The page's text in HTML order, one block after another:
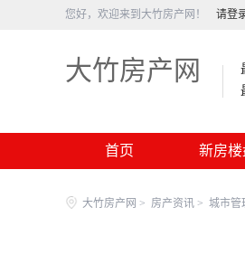
您好，欢迎来到大竹房产网！ 请登
大竹房产网
首页 新房楼
大竹房产网 > 房产资讯 > 城市管